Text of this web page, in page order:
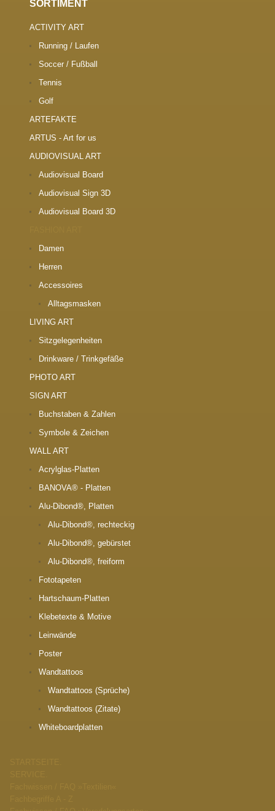
SORTIMENT
ACTIVITY ART
Running / Laufen
Soccer / Fußball
Tennis
Golf
ARTEFAKTE
ARTUS - Art for us
AUDIOVISUAL ART
Audiovisual Board
Audiovisual Sign 3D
Audiovisual Board 3D
Damen
Herren
Accessoires
Alltagsmasken
LIVING ART
Sitzgelegenheiten
Drinkware / Trinkgefäße
PHOTO ART
SIGN ART
Buchstaben & Zahlen
Symbole & Zeichen
WALL ART
Acrylglas-Platten
BANOVA® - Platten
Alu-Dibond®, Platten
Alu-Dibond®, rechteckig
Alu-Dibond®, gebürstet
Alu-Dibond®, freiform
Fototapeten
Hartschaum-Platten
Klebetexte & Motive
Leinwände
Poster
Wandtattoos
Wandtattoos (Sprüche)
Wandtattoos (Zitate)
Whiteboardplatten